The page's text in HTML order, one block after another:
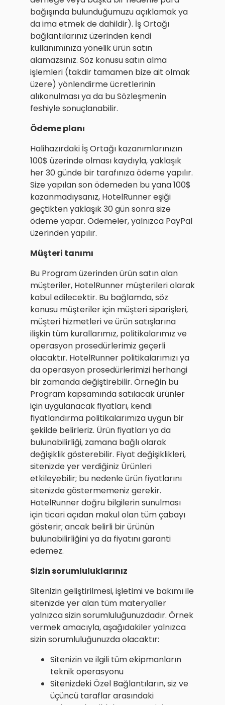
bağışında bulunduğumuzu açıklamak ya
da ima etmek de dahildir). İş Ortağı
bağlantılarınız üzerinden kendi
kullanımınıza yönelik ürün satın
alamazsınız. Söz konusu satın alma
işlemleri (takdir tamamen bize ait olmak
üzere) yönlendirme ücretlerinin
alıkonulması ya da bu Sözleşmenin
feshiyle sonuçlanabilir.
Ödeme planı
Halihazırdaki İş Ortağı kazanımlarınızın
100$ üzerinde olması kaydıyla, yaklaşık
her 30 günde bir tarafınıza ödeme yapılır.
Size yapılan son ödemeden bu yana 100$
kazanmadıysanız, HotelRunner eşiği
geçtikten yaklaşık 30 gün sonra size
ödeme yapar. Ödemeler, yalnızca PayPal
üzerinden yapılır.
Müşteri tanımı
Bu Program üzerinden ürün satın alan
müşteriler, HotelRunner müşterileri olarak
kabul edilecektir. Bu bağlamda, söz
konusu müşteriler için müşteri siparişleri,
müşteri hizmetleri ve ürün satışlarına
ilişkin tüm kurallarımız, politikalarımız ve
operasyon prosedürlerimiz geçerli
olacaktır. HotelRunner politikalarımızı ya
da operasyon prosedürlerimizi herhangi
bir zamanda değiştirebilir. Örneğin bu
Program kapsamında satılacak ürünler
için uygulanacak fiyatları, kendi
fiyatlandırma politikalarımıza uygun bir
şekilde belirleriz. Ürün fiyatları ya da
bulunabilirliği, zamana bağlı olarak
değişiklik gösterebilir. Fiyat değişiklikleri,
sitenizde yer verdiğiniz Ürünleri
etkileyebilir; bu nedenle ürün fiyatlarını
sitenizde göstermemeniz gerekir.
HotelRunner doğru bilgilerin sunulması
için ticari açıdan makul olan tüm çabayı
gösterir; ancak belirli bir ürünün
bulunabilirliğini ya da fiyatını garanti
edemez.
Sizin sorumluluklarınız
Sitenizin geliştirilmesi, işletimi ve bakımı ile
sitenizde yer alan tüm materyaller
yalnızca sizin sorumluluğunuzdadır. Örnek
vermek amacıyla, aşağıdakiler yalnızca
sizin sorumluluğunuzda olacaktır:
Sitenizin ve ilgili tüm ekipmanların
teknik operasyonu
Sitenizdeki Özel Bağlantıların, siz ve
üçüncü taraflar arasındaki